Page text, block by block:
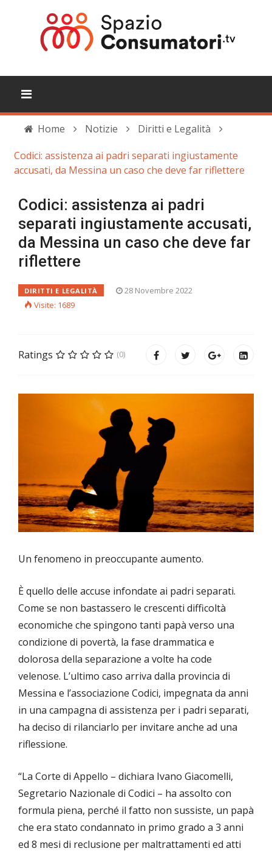
Home Notizie
Diritti e Legalità
Codici: assistenza ai padri separati ingiustamente
accusati, da Messina un caso che deve far riflettere
Codici: assistenza ai padri
separati ingiustamente accusati,
da Messina un caso che deve far
riflettere
DIRITTI E LEGALITÀ
28 Novembre 2022
Visite: 1689
Ratings (0)
Un fenomeno in preoccupante aumento.
È quello delle accuse infondate ai padri separati.
Come se non bastassero le crescenti difficoltà
economiche che spingono tanti papà verso una
condizione di povertà, la fase drammatica e
dolorosa della separazione a volte ha code
velenose. L’ultimo caso arriva dalla provincia di
Messina e l’associazione Codici, impegnata da anni
in una campagna di assistenza per i padri separati,
ha deciso di rilanciarlo per invitare anche ad una
riflessione.
“La Corte di Appello – dichiara Ivano Giacomelli,
Segretario Nazionale di Codici – ha assolto con
formula piena, perché il fatto non sussiste, un papà
che era stato condannato in primo grado a 3 anni
ed 8 mesi di reclusione per maltrattamenti ed atti